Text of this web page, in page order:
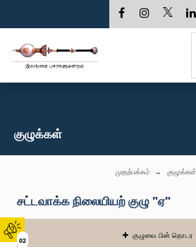
02
குழுக்கள்
முதற்பக்கம் குழுக்கள்
சட்டவாக்க நிலையியற் குழு "ஏ"
குழுவை பின் தொடர